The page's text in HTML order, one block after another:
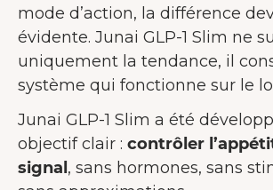
mode d’action, la différence
évidente. Junai GLP-1 Slim ne
uniquement la tendance, il
système qui fonctionne sur le
Junai GLP-1 Slim a été
objectif clair : contrôler
signal, sans hormones, sans